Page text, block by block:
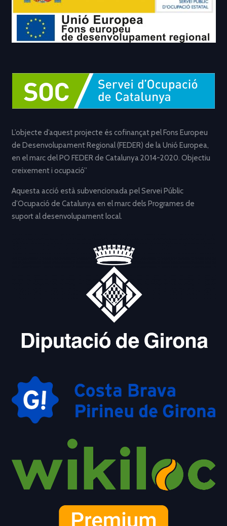
L’objecte d’aquest projecte és cofinançat pel Fons Europeu
de Desenvolupament Regional (FEDER) de la Unió Europea,
en el marc del PO FEDER de Catalunya 2014-2020. Objectiu
creixement i ocupació”
Aquesta acció està subvencionada pel Servei Públic
d’Ocupació de Catalunya en el marc dels Programes de
suport al desenvolupament local.